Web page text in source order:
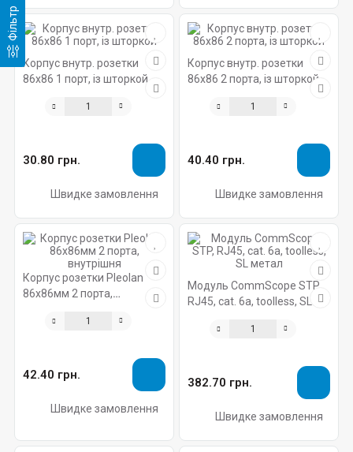
Фільтр
Корпус внутр. розетки
86х86 1 порт, із шторкой
30.80 грн.
Швидке замовлення
Корпус внутр. розетки
86х86 2 порта, із шторкой
40.40 грн.
Швидке замовлення
Корпус розетки Pleolan
86х86мм 2 порта,
42.40 грн.
Швидке замовлення
Модуль CommScope STP,
RJ45, cat. 6a, toolless, SL
382.70 грн.
Швидке замовлення